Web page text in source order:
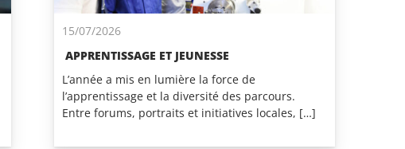
15/07/2026
APPRENTISSAGE ET JEUNESSE
L’année a mis en lumière la force de
l’apprentissage et la diversité des parcours.
Entre forums, portraits et initiatives locales, […]